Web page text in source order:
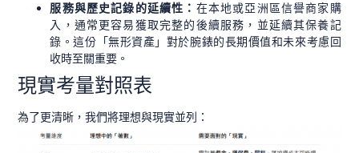
服務與歷史記錄的延續性： 在本地或亞洲區信譽商家購
入，通常更容易獲取完整的後續服務，並延續其保養記
錄。這份「無形資產」對於腕錶的長期價值和未來考慮回
收時至關重要。
現實考量對照表
為了更清晰，我們將理想與現實並列：